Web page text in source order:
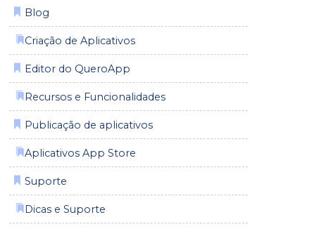
Blog
Criação de Aplicativos
Editor do QueroApp
Recursos e Funcionalidades
Publicação de aplicativos
Aplicativos App Store
Suporte
Dicas e Suporte